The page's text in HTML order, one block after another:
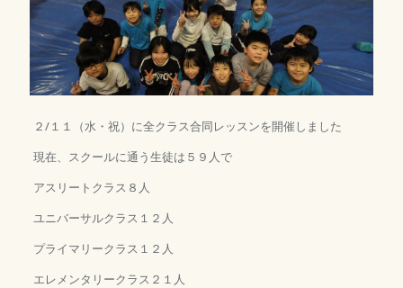
２/１１（水・祝）に全クラス合同レッスンを開催しました
現在、スクールに通う生徒は５９人で
アスリートクラス８人
ユニバーサルクラス１２人
プライマリークラス１２人
エレメンタリークラス２１人